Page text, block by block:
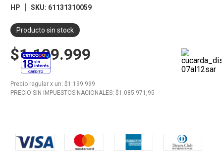
HP SKU: 61131310059
Producto sin stock
$1.199.999
Precio regular x un: $1.199.999
PRECIO SIN IMPUESTOS NACIONALES: $1.085.971,95
7.
Queso
8.
Fideos
9.
Chocolate
10 . Vino